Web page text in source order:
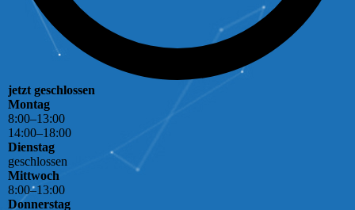
jetzt geschlossen
Montag
8:00–13:00
14:00–18:00
Dienstag
geschlossen
Mittwoch
8:00–13:00
Donnerstag